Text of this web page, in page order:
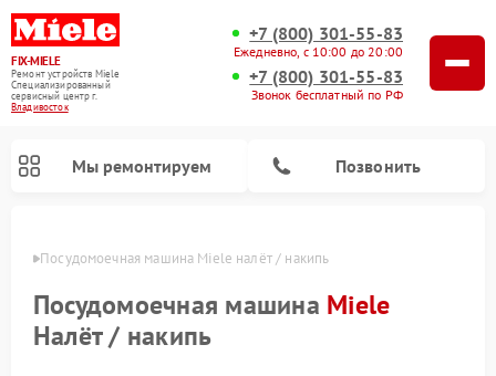
FIX-MIELE
Ремонт устройств Miele
Специализированный
cервисный центр г.
Владивосток
+7 (800) 301-55-83
Ежедневно, с 10:00 до 20:00
+7 (800) 301-55-83
Звонок бесплатный по РФ
Мы ремонтируем Позвонить
Посудомоечная машина Miele налёт / накипь
Посудомоечная машина Miele
Налёт / накипь